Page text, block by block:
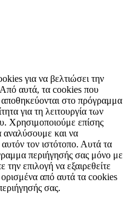
για να βελτιώσει την
αυτά, τα cookies που
αποθηκεύονται στο πρόγραμμα
για τη λειτουργία των
Χρησιμοποιούμε επίσης
αναλύσουμε και να
τον ιστότοπο. Αυτά τα
περιήγησής σας μόνο με
επιλογή να εξαιρεθείτε
από αυτά τα cookies
σας.